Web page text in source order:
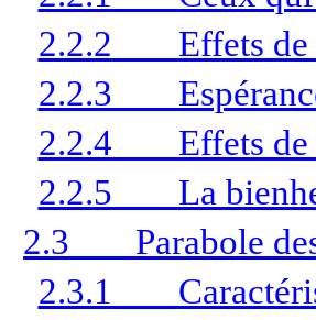
2.2.2
Effets
2.2.3
2.2.4
Effets
2.2.5
La
2.3
Parabole
2.3.1